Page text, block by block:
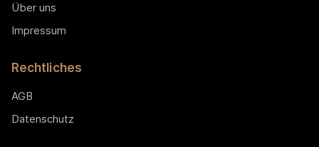
Über uns
Impressum
Rechtliches
AGB
Datenschutz